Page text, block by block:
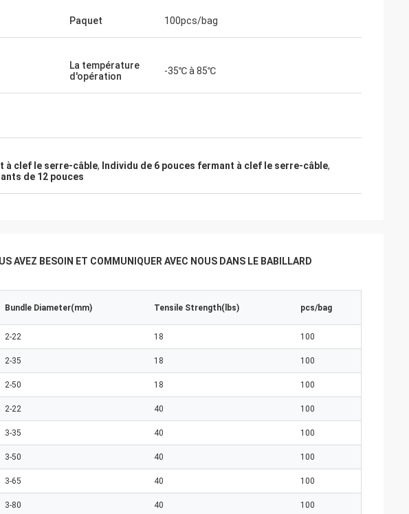
Paquet 100pcs/bag
La température
d'opération
-35℃ à 85℃
à clef le serre-câble, Individu de 6 pouces fermant à clef le serre-câble,
de 12 pouces
AVEZ BESOIN ET COMMUNIQUER AVEC NOUS DANS LE BABILLARD
Bundle Diameter(mm) Tensile Strength(lbs) pcs/bag
2-22 18 100
2-35 18 100
2-50 18 100
2-22 40 100
3-35 40 100
3-50 40 100
3-65 40 100
3-80 40 100